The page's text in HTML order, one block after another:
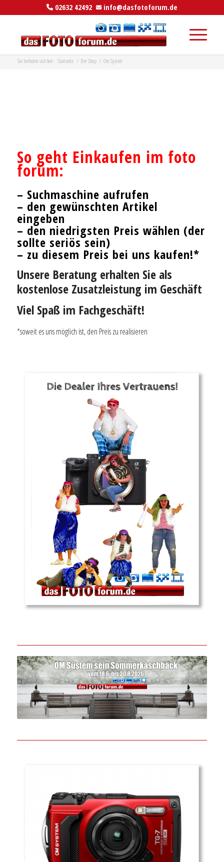
02632 42492 info@dasfotoforum.de
Sie befinden sich hier: Startseite / Der Shop / Om System
So geht Einkaufen im foto
forum:
– Suchmaschine aufrufen
– den gewünschten Artikel
eingeben
– den niedrigsten Preis wählen (der
sollte seriös sein)
– zu diesem Preis bei uns kaufen!*
Unsere Beratung erhalten Sie als
kostenlose Zusatzleistung im Geschäft
Viel Spaß im Fachgeschäft!
*soweit es uns möglich ist, den Preis zu realisieren